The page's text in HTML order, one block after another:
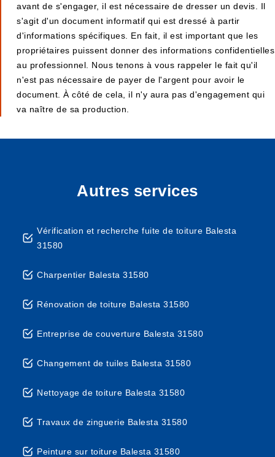
avant de s'engager, il est nécessaire de dresser un devis. Il
s'agit d'un document informatif qui est dressé à partir
d'informations spécifiques. En fait, il est important que les
propriétaires puissent donner des informations confidentielles
au professionnel. Nous tenons à vous rappeler le fait qu'il
n'est pas nécessaire de payer de l'argent pour avoir le
document. À côté de cela, il n'y aura pas d'engagement qui
va naître de sa production.
Autres services
Vérification et recherche fuite de toiture Balesta
31580
Charpentier Balesta 31580
Rénovation de toiture Balesta 31580
Entreprise de couverture Balesta 31580
Changement de tuiles Balesta 31580
Nettoyage de toiture Balesta 31580
Travaux de zinguerie Balesta 31580
Peinture sur toiture Balesta 31580